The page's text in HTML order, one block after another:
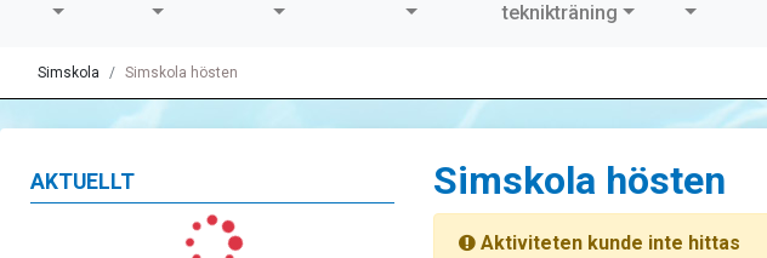
teknikträning
Simskola Simskola hösten
AKTUELLT Simskola hösten
Aktiviteten kunde inte hittas